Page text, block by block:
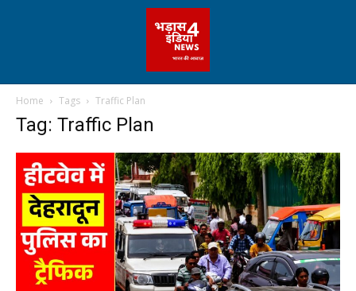
Home Tags Traffic Plan
Tag: Traffic Plan